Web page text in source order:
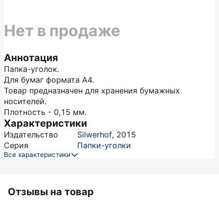
Аннотация
Папка-уголок.
Для бумаг формата А4.
Товар предназначен для хранения бумажных
носителей.
Плотность - 0,15 мм.
Характеристики
Издательство Silwerhof, 2015
Серия
Папки-уголки
Все характеристики
Нет в продаже
Отзывы на товар